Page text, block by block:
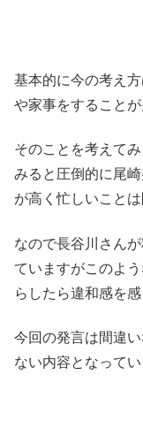
基本的に今の考え
や家事をすることが
そのことを考えて
みると圧倒的に尾
が高く忙しいこと
なので長谷川さん
ていますがこのよ
らしたら違和感を
今回の発言は間違
ない内容となってい